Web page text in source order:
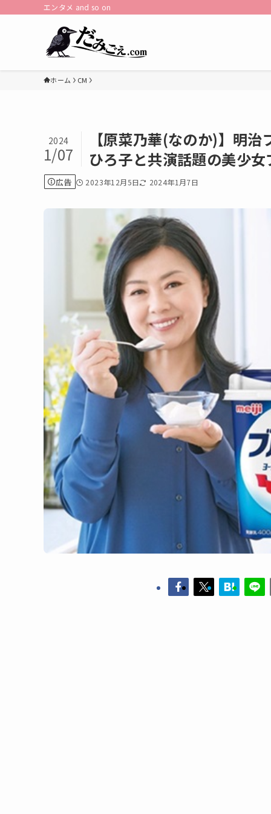
エンタメ and so on
ホーム CM
【原菜乃華(なのか)】明
ひろ子と共演話題の美少
2024
1/07
広告 2023年12月5日 2024年1月7日